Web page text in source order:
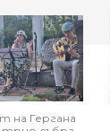
на Гергана